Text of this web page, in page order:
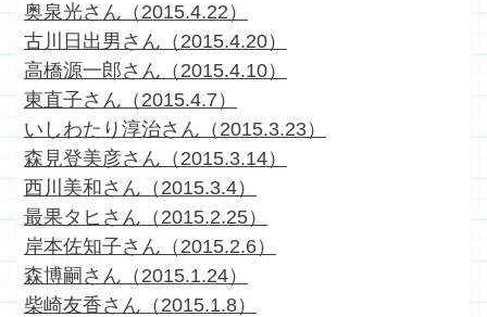
奥泉光さん（2015.4.22）
古川日出男さん（2015.4.20）
高橋源一郎さん（2015.4.10）
東直子さん（2015.4.7）
いしわたり淳治さん（2015.3.23）
森見登美彦さん（2015.3.14）
西川美和さん（2015.3.4）
最果タヒさん（2015.2.25）
岸本佐知子さん（2015.2.6）
森博嗣さん（2015.1.24）
柴崎友香さん（2015.1.8）